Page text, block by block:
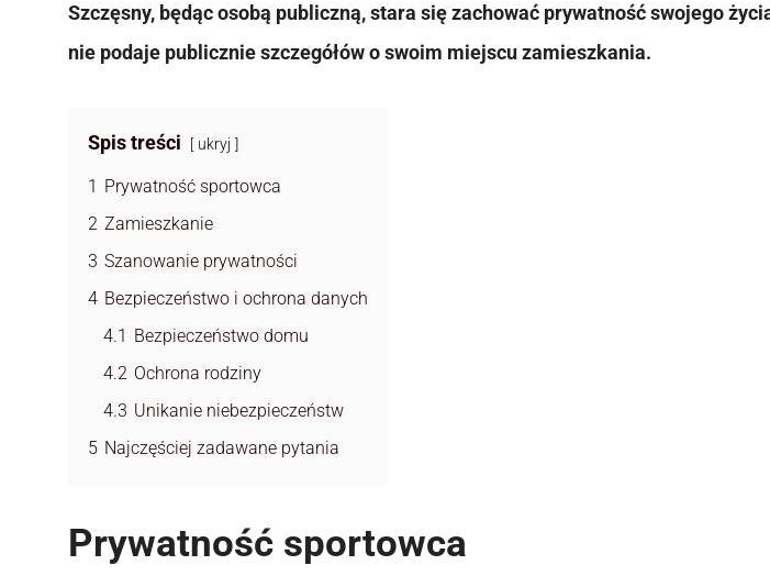
Szczęsny, będąc osobą publiczną, stara się zachować prywatność swojego
nie podaje publicznie szczegółów o swoim miejscu zamieszkania.
Spis treści ukryj
1
Prywatność sportowca
2 Zamieszkanie
3 Szanowanie prywatności
4 Bezpieczeństwo i ochrona danych
4.1
Bezpieczeństwo domu
4.2 Ochrona rodziny
4.3 Unikanie niebezpieczeństw
5 Najczęściej zadawane pytania
Prywatność sportowca